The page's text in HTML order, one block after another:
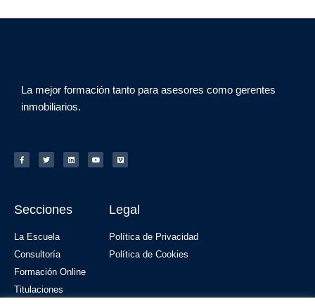
La mejor formación tanto para asesores como gerentes
inmobiliarios.
Secciones
La Escuela
Consultoría
Formación Online
Titulaciones
Legal
Política de Privacidad
Política de Cookies